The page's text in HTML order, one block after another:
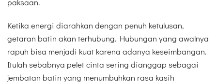
Ketika energi diarahkan dengan penuh ketulusan,
getaran batin akan terhubung. Hubungan yang awalnya
rapuh bisa menjadi kuat karena adanya keseimbangan.
Itulah sebabnya pelet cinta sering dianggap sebagai
jembatan batin yang menumbuhkan rasa kasih